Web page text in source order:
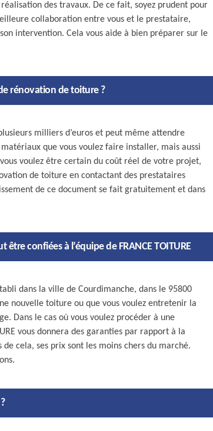
des travaux. De ce fait, soyez prudent pour
collaboration entre vous et le prestataire,
intervention. Cela vous aide à bien préparer sur le
rénovation de toiture ?
milliers d’euros et peut même attendre
que vous voulez faire installer, mais aussi
voulez être certain du coût réel de votre projet,
de toiture en contactant des prestataires
de ce document se fait gratuitement et dans
confiées à l’équipe de FRANCE TOITURE
dans la ville de Courdimanche, dans le 95800
nouvelle toiture ou que vous voulez entretenir la
Dans le cas où vous voulez procéder à une
vous donnera des garanties par rapport à la
cela, ses prix sont les moins chers du marché.